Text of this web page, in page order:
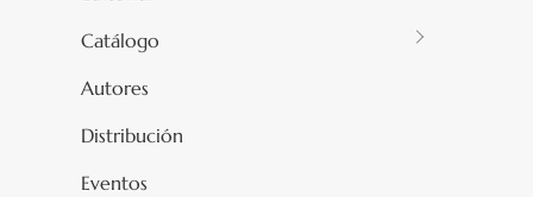
Catálogo
Autores
Distribución
Eventos